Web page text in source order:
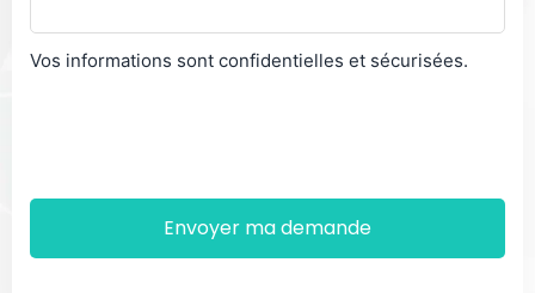
Vos informations sont confidentielles et sécurisées.